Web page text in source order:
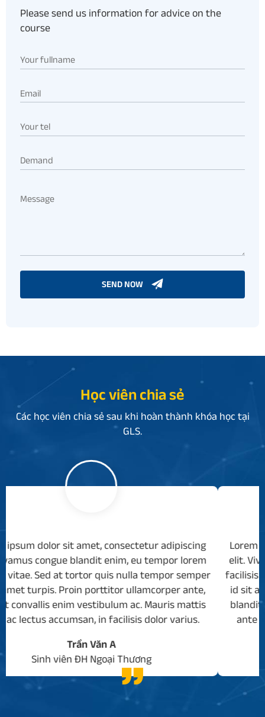
Please send us information for advice on the
course
SEND NOW
Học viên chia sẻ
Các học viên chia sẻ sau khi hoàn thành khóa học tại
GLS.
lorem
semper
ante,
mattis
varius.
Lorem ipsum dolor sit amet, consectetur
elit. Vivamus congue blandit enim, eu
facilisis vitae. Sed at tortor quis nulla
id sit amet turpis. Proin porttitor
blandit convallis enim vestibulum ac.
ante ac lectus accumsan, in facilisis dolor
Sinh viên ĐH Ngoại Thương